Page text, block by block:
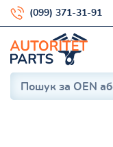
(099) 371-31-91